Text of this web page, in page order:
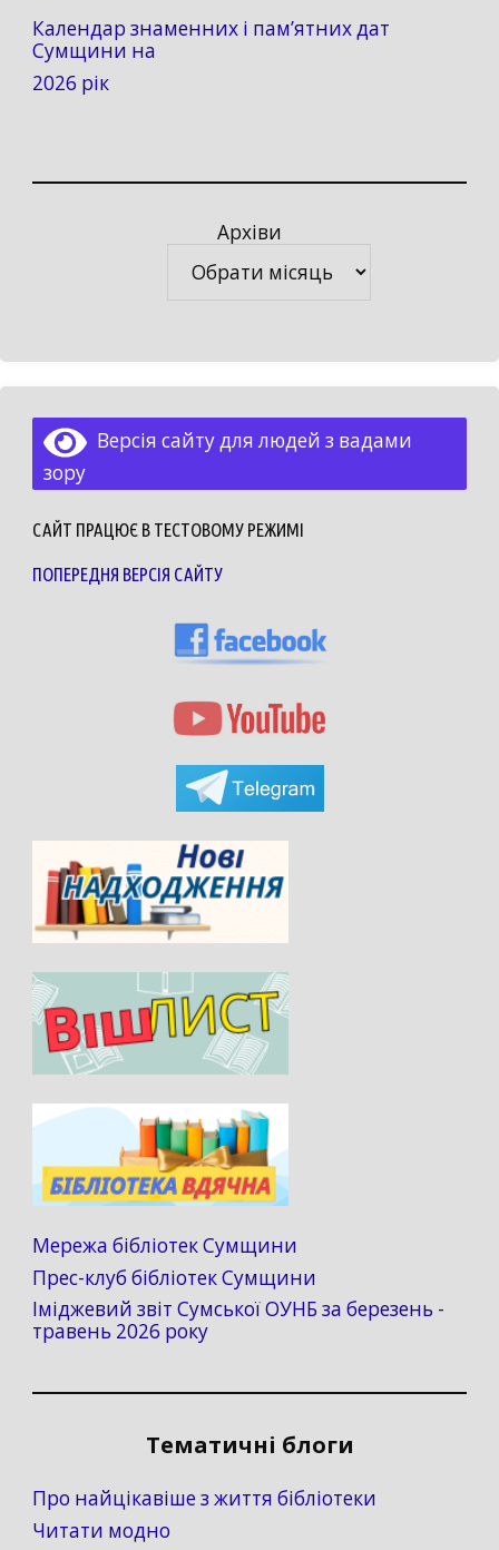
Календар знаменних і пам’ятних дат
Сумщини на
2026 рік
Архіви
Версія сайту для людей з вадами
зору
САЙТ ПРАЦЮЄ В ТЕСТОВОМУ РЕЖИМІ
ПОПЕРЕДНЯ ВЕРСІЯ САЙТУ
Мережа бібліотек Сумщини
Прес-клуб бібліотек Сумщини
Іміджевий звіт Сумської ОУНБ за березень -
травень 2026 року
Тематичні блоги
Про найцікавіше з життя бібліотеки
Читати модно